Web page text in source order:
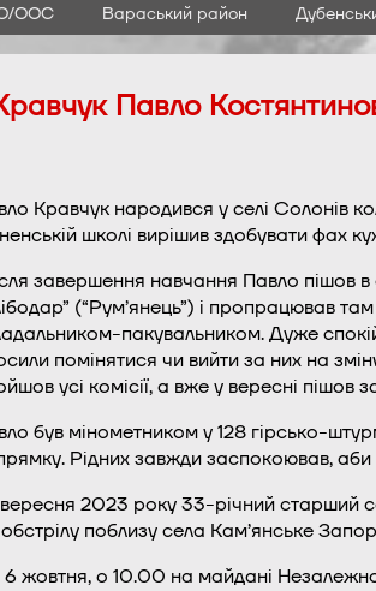
ООС Вараський район
Павло
Кравчук народився у селі Солонів
школі вирішив здобувати фах
завершення навчання Павло пішов
(“Рум’янець”) і пропрацював
пакувальником. Дуже
помінятися чи вийти за них на
усі комісії, а вже у вересні
був мінометником у 128 гірсько-
Рідних завжди заспокоював,
2023 року 33-річний старший
поблизу села Кам’янське
жовтня, о 10.00 на майдані